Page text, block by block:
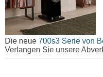
Die neue 700s3 Serie von
Verlangen Sie unsere